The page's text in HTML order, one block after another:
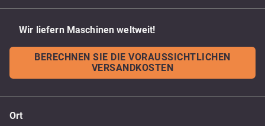
Wir liefern Maschinen weltweit!
BERECHNEN SIE DIE VORAUSSICHTLICHEN
VERSANDKOSTEN
Ort